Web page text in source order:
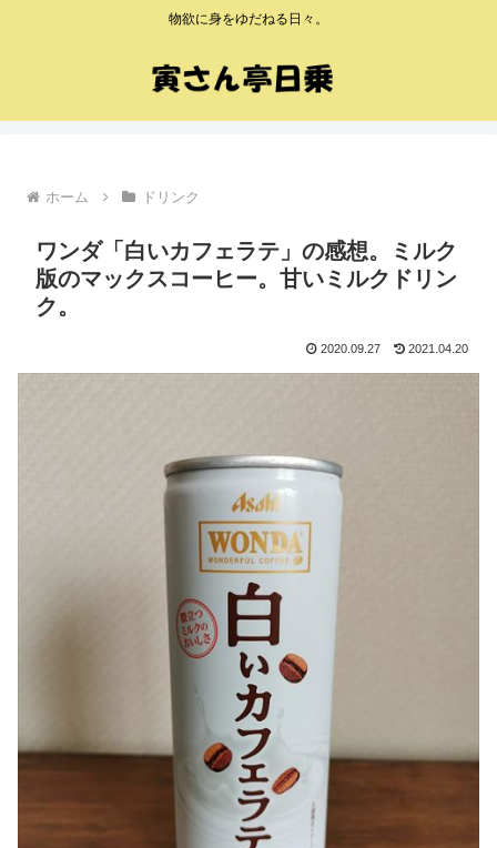
物欲に身をゆだねる日々。
ホーム ドリンク
ワンダ「白いカフェラテ」の感想。ミルク
版のマックスコーヒー。甘いミルクドリン
ク。
2020.09.27 2021.04.20